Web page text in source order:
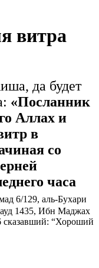
витра
да будет
«Посланник
Аллах и
в
со
часа
6/129, аль-Бухари
1435, Ибн Маджах
сказавший: “Хороший